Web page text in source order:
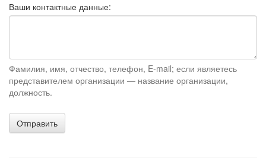
Ваши контактные данные:
Фамилия, имя, отчество, телефон, E-mail; если являетесь
представителем организации — название организации,
должность.
Отправить